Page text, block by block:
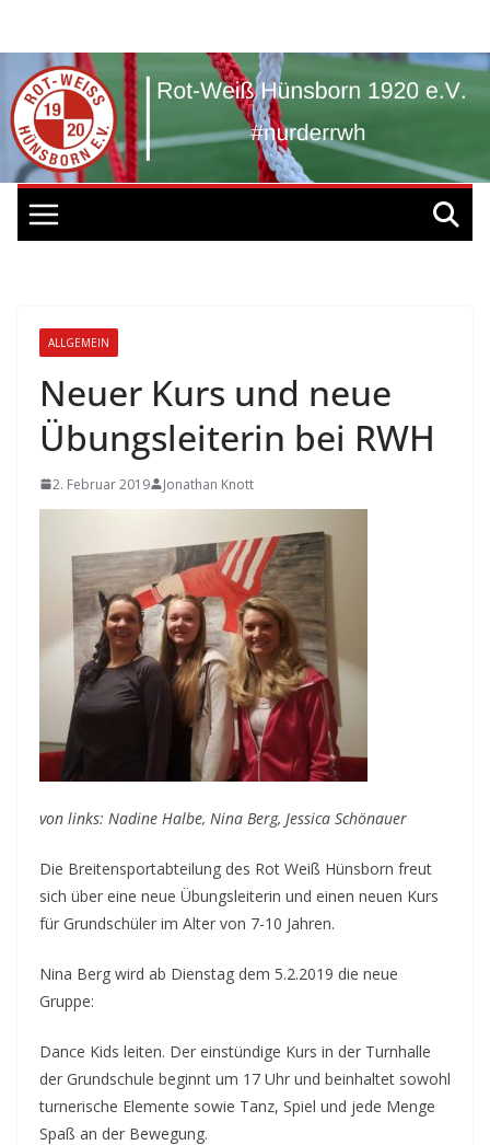
springen
ALLGEMEIN
Neuer Kurs und neue
Übungsleiterin bei RWH
2. Februar 2019 Jonathan Knott
von links: Nadine Halbe, Nina Berg, Jessica Schönauer
Die Breitensportabteilung des Rot Weiß Hünsborn freut
sich über eine neue Übungsleiterin und einen neuen Kurs
für Grundschüler im Alter von 7-10 Jahren.
Nina Berg wird ab Dienstag dem 5.2.2019 die neue
Gruppe:
Dance Kids leiten. Der einstündige Kurs in der Turnhalle
der Grundschule beginnt um 17 Uhr und beinhaltet sowohl
turnerische Elemente sowie Tanz, Spiel und jede Menge
Spaß an der Bewegung.